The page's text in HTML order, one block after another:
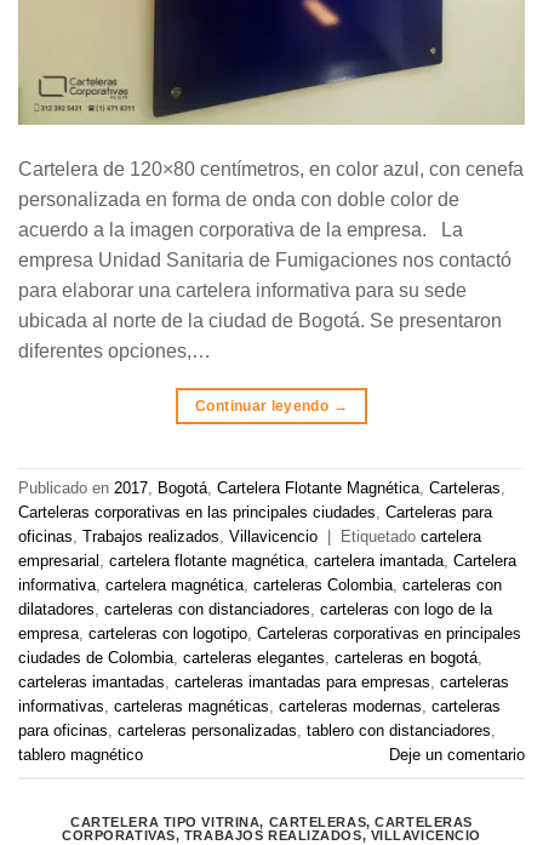
Cartelera de 120×80 centímetros, en color azul, con cenefa
personalizada en forma de onda con doble color de
acuerdo a la imagen corporativa de la empresa. La
empresa Unidad Sanitaria de Fumigaciones nos contactó
para elaborar una cartelera informativa para su sede
ubicada al norte de la ciudad de Bogotá. Se presentaron
diferentes opciones,…
Continuar leyendo →
Publicado en 2017, Bogotá, Cartelera Flotante Magnética, Carteleras,
Carteleras corporativas en las principales ciudades, Carteleras para
oficinas, Trabajos realizados, Villavicencio Etiquetado cartelera
empresarial , cartelera flotante magnética, cartelera imantada, Cartelera
informativa, cartelera magnética, carteleras Colombia, carteleras con
dilatadores, carteleras con distanciadores, carteleras con logo de la
empresa, carteleras con logotipo, Carteleras corporativas en principales
ciudades de Colombia, carteleras elegantes, carteleras en bogotá,
carteleras imantadas, carteleras imantadas para empresas, carteleras
informativas, carteleras magnéticas, carteleras modernas, carteleras
para oficinas, carteleras personalizadas, tablero con distanciadores,
tablero magnético
Deje un comentario
CARTELERA TIPO VITRINA, CARTELERAS,CARTELERAS
CORPORATIVAS, TRABAJOS REALIZADOS, VILLAVICENCIO